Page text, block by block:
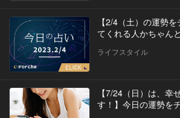
【2/4（土）の運勢
てくれる人かちゃん
ライフスタイル
【7/24（日）は、幸
す！】今日の運勢を